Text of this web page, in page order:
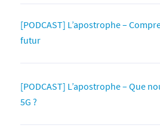
[PODCAST] L’apostrophe –
futur
[PODCAST] L’apostrophe – Que
5G ?